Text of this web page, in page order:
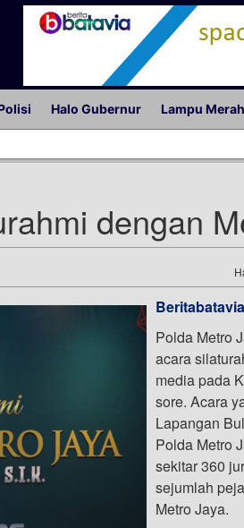
Halo Gubernur Lampu Merah
dengan
Polda Metro
acara
media pada
sore. Acara
Lapangan
Polda Metro
sekitar 360
sejumlah
Metro Jaya.